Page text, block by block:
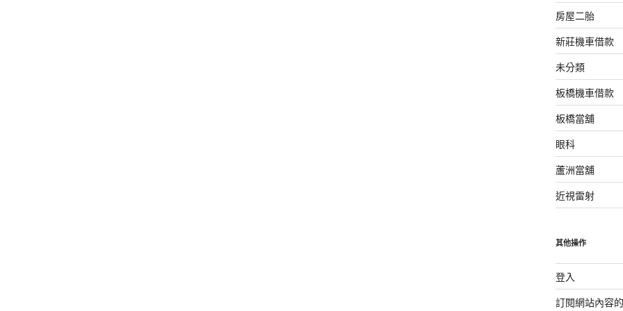
房屋二胎
新莊機車借款
未分類
板橋機車借款
板橋當舖
眼科
蘆洲當舖
近視雷射
其他操作
登入
訂閱網站內容